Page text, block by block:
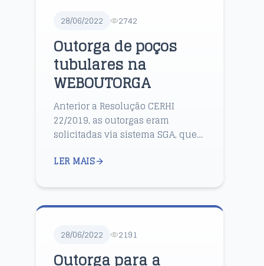
28/06/2022 2742
Outorga de poços
tubulares na
WEBOUTORGA
Anterior a Resolução CERHI
22/2019, as outorgas eram
solicitadas via sistema SGA, que
secretaria de meio ambiente.
solicitad...
LER MAIS
28/06/2022 2191
Outorga para a